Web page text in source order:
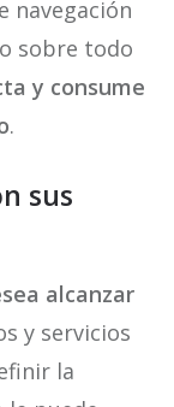
navegación
sobre todo
y consume
.
sus
alcanzar
y servicios
la